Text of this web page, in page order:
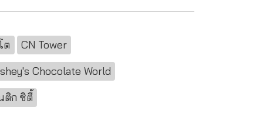
ต
CN Tower
Chocolate World
ติก ซิตี้